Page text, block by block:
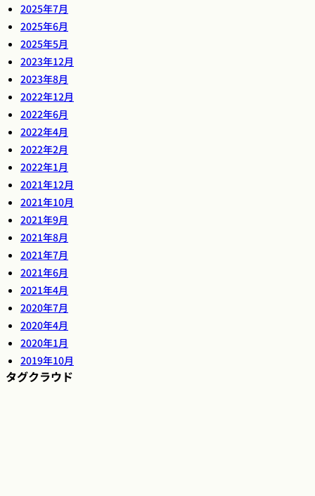
2025年7月
2025年6月
2025年5月
2023年12月
2023年8月
2022年12月
2022年6月
2022年4月
2022年2月
2022年1月
2021年12月
2021年10月
2021年9月
2021年8月
2021年7月
2021年6月
2021年4月
2020年7月
2020年4月
2020年1月
2019年10月
タグクラウド